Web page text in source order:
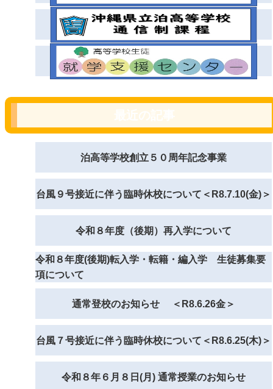
泊高等学校創立５０周年記念事業
台風９号接近に伴う臨時休校について＜R8.7.10(金)＞
令和８年度（後期）再入学について
令和８年度(後期)転入学・転籍・編入学 生徒募集要
項について
通常登校のお知らせ ＜R8.6.26金＞
台風７号接近に伴う臨時休校について＜R8.6.25(木)＞
令和８年６月８日(月) 通常授業のお知らせ